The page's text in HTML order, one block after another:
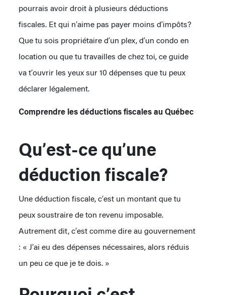
pourrais avoir droit à plusieurs déductions
fiscales. Et qui n’aime pas payer moins d’impôts?
Que tu sois propriétaire d’un plex, d’un condo en
location ou que tu travailles de chez toi, ce guide
va t’ouvrir les yeux sur 10 dépenses que tu peux
déclarer légalement.
Comprendre les déductions fiscales au Québec
Qu’est-ce qu’une
déduction fiscale?
Une déduction fiscale, c’est un montant que tu
peux soustraire de ton revenu imposable.
Autrement dit, c’est comme dire au gouvernement
: « J’ai eu des dépenses nécessaires, alors réduis
un peu ce que je te dois. »